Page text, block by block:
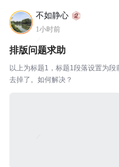
不如静心
1小时前
排版问题求助
以上为标题1，标题1段落设置为
去掉了。如何解决？